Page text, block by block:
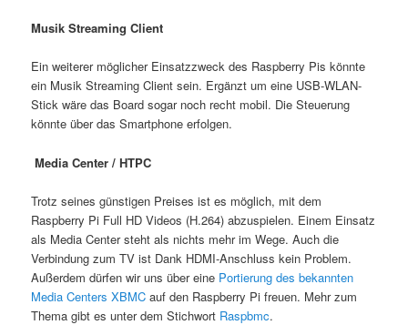
Musik Streaming Client
Ein weiterer möglicher Einsatzzweck des Raspberry Pis könnte
ein Musik Streaming Client sein. Ergänzt um eine USB-WLAN-
Stick wäre das Board sogar noch recht mobil. Die Steuerung
könnte über das Smartphone erfolgen.
Media Center / HTPC
Trotz seines günstigen Preises ist es möglich, mit dem
Raspberry Pi Full HD Videos (H.264) abzuspielen. Einem Einsatz
als Media Center steht als nichts mehr im Wege. Auch die
Verbindung zum TV ist Dank HDMI-Anschluss kein Problem.
Außerdem dürfen wir uns über eine Portierung des bekannten
Media Centers XBMC auf den Raspberry Pi freuen. Mehr zum
Thema gibt es unter dem Stichwort Raspbmc.